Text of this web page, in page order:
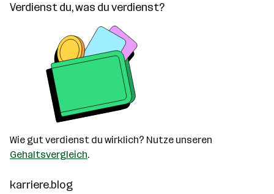
Verdienst du, was du verdienst?
Wie gut verdienst du wirklich? Nutze unseren
Gehaltsvergleich.
karriere.blog